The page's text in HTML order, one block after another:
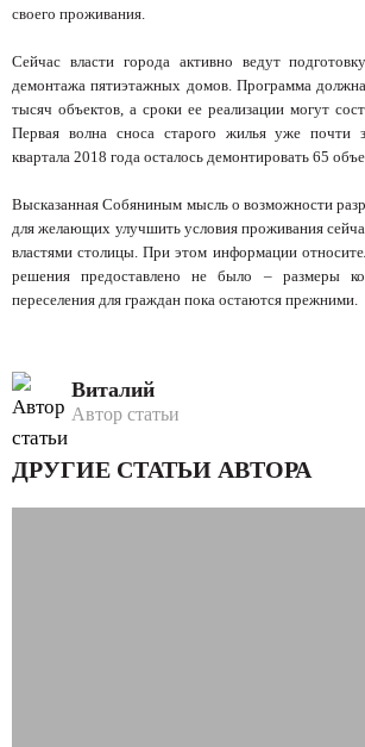
своего проживания.
Сейчас власти города активно ведут
демонтажа пятиэтажных домов. Программа
тысяч объектов, а сроки ее реализации могут
Первая волна сноса старого жилья уже почти
квартала 2018 года осталось демонтировать 65
Высказанная Собяниным мысль о возможности
для желающих улучшить условия проживания
властями столицы. При этом информации
решения предоставлено не было – размеры
переселения для граждан пока остаются прежними.
Виталий
Автор статьи
ДРУГИЕ СТАТЬИ АВТОРА